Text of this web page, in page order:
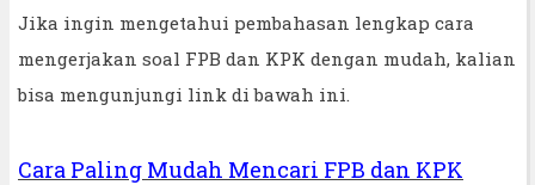
Jika ingin mengetahui pembahasan lengkap cara
mengerjakan soal FPB dan KPK dengan mudah, kalian
bisa mengunjungi link di bawah ini.
Cara Paling Mudah Mencari FPB dan KPK